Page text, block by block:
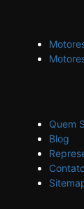
Quem
Blog